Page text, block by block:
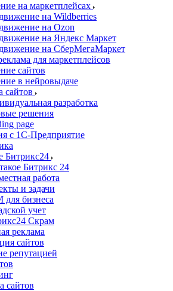
на маркетплейсах
на Wildberries
на Ozon
на Яндекс Маркет
на СберМегаМаркет
для маркетплейсов
сайтов
в нейровыдаче
сайтов
разработка
решения
page
с 1С-Предприятие
Битрикс24
Битрикс 24
работа
и задачи
бизнеса
учет
Скрам
реклама
сайтов
репутацией
сайтов